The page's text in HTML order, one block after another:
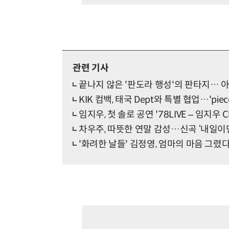
관련 기사
끝나지 않은 '판도라 행성'의 판타지…
KIK 컴백, 태국 Dept와 특별 협업
임지우, 첫 솔로 공연 '78LIVE – 임지우
차우주, 따뜻한 연말 감성…신곡 ‘내일이
'화려한 날들' 김정영, 엄마의 마음 그